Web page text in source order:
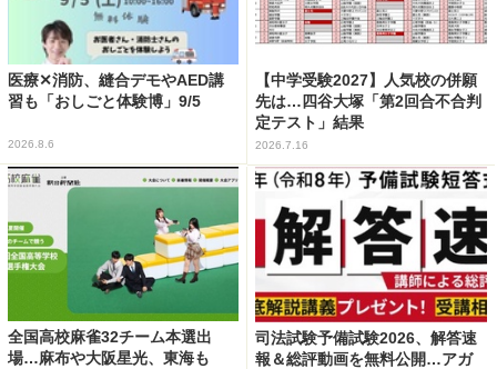
医療✕消防、縫合デモやAED講
習も「おしごと体験博」9/5
2026.8.6
【中学受験2027】人気校の併願
先は…四谷大塚「第2回合不合判
定テスト」結果
2026.7.16
全国高校麻雀32チーム本選出
場…麻布や大阪星光、東海も
司法試験予備試験2026、解答速
報＆総評動画を無料公開…アガ